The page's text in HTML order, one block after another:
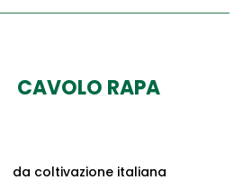
CAVOLO RAPA
da coltivazione italiana